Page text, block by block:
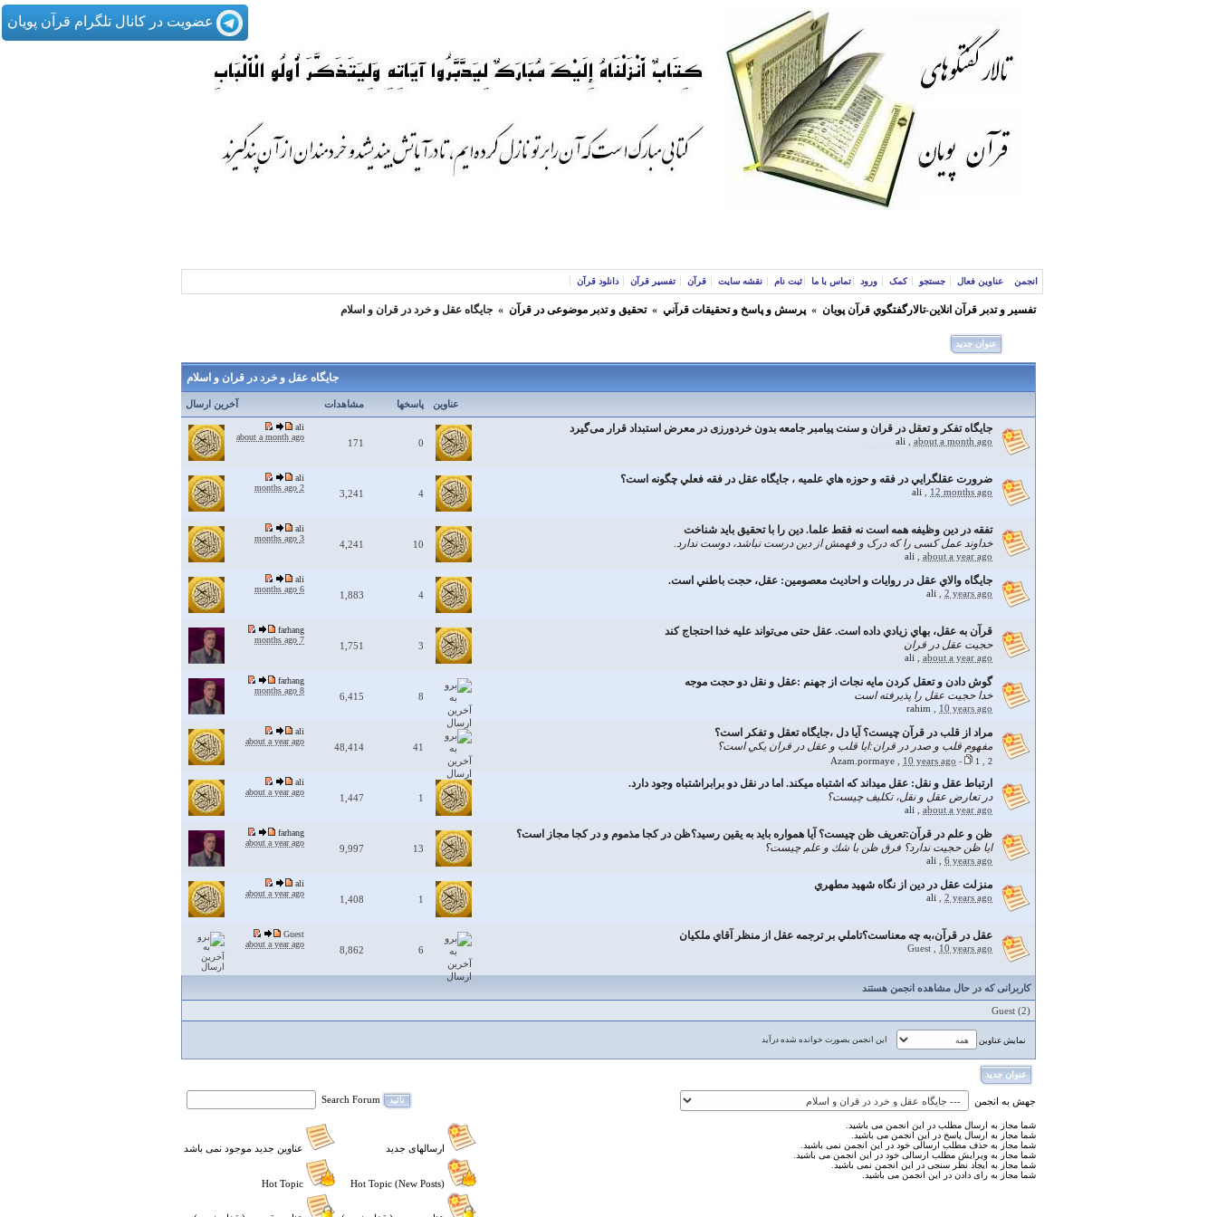
عضویت در کانال تلگرام قرآن پویان
انجمن عناوین فعال جستجو کمک ورود تماس با ما ثبت نام نقشه سایت قرآن تفسیر قرآن دانلود قرآن
تفسير و‌ تدبر قرآن انلاين-تالارگفتگوي قرآن پویان » پرسش و پاسخ و تحقيقات قرآني » تحقیق و تدبر موضوعی در قرآن » جايگاه عقل و خرد در قران و اسلام
عنوان جدید
جايگاه عقل و خرد در قران و اسلام
عناوین پاسخها مشاهدات آخرین ارسال
جایگاه تفکر و تعقل در قران و سنت پیامبر جامعه بدون خردورزی در معرض استبداد قرار می‌گیرد
ali about a month ago
0
171
ali
about a month ago
ضرورت عقلگرايي در فقه و حوزه هاي علميه ، جايگاه عقل در فقه فعلي چگونه است؟
ali 12 months ago
4
3,241
ali
2 months ago
تفقه در دين وظيفه همه است نه فقط علما. دين را با تحقيق بايد شناخت
خداوند عمل کسی را که درک و فهمش از دین درست نباشد، دوست ندارد.
ali about a year ago
10
4,241
ali
3 months ago
جايگاه والاي عقل در روايات و احاديث معصومين: عقل، حجت باطني است.
ali 2 years ago
4
1,883
ali
6 months ago
قرآن به عقل، بهاي زيادي داده است. عقل حتی می‌تواند علیه خدا احتجاج کند
حجيت عقل در قران
ali about a year ago
3
1,751
farhang
7 months ago
گوش دادن و تعقل کردن مایه نجات از جهنم :عقل و نقل دو حجت موجه
خدا حجيت عقل را پذيرفته است
rahim 10 years ago
8
6,415
farhang
8 months ago
مراد از قلب در قرآن چیست؟ آيا دل ،جايگاه تعقل و تفكر است؟
مفهوم قلب و صدر در قران:ايا قلب و عقل در قران يكي است؟
Azam.pormaye 10 years ago - 1 2
41
48,414
ali
about a year ago
ارتباط عقل و نقل: عقل ميداند كه اشتباه ميكند. اما در نقل دو برابراشتباه وجود دارد.
در تعارض عقل و نقل، تكليف چيست؟
ali about a year ago
1
1,447
ali
about a year ago
ظن و علم در قرآن:تعریف ظن چیست؟ آیا همواره باید به یقین رسید؟ظن در کجا مذموم و در کجا مجاز است؟
ايا ظن حجيت ندارد؟ فرق ظن با شك و علم چيست؟
ali 6 years ago
13
9,997
farhang
about a year ago
منزلت عقل در دين از نگاه شهيد مطهري
ali 2 years ago
1
1,408
ali
about a year ago
عقل در قرآن،به چه معناست؟تاملي بر ترجمه عقل از منظر آقاي ملكيان
Guest 10 years ago
6
8,862
Guest
about a year ago
کاربرانی که در حال مشاهده انجمن هستند
Guest (2)
نمایش عناوین این انجمن بصورت خوانده شده درآید
عنوان جدید
Search Forum تائید جهش به انجمن
ارسالهای جدید عناوین جدید موجود نمی باشد
شما مجاز به ارسال مطلب در این انجمن می باشید.
شما مجاز به ارسال پاسخ در این انجمن می باشید.
شما مجاز به حذف مطلب ارسالی خود در این انجمن نمی باشید.
شما مجاز به ویرایش مطلب ارسالی خود در این انجمن می باشید.
شما مجاز به ایجاد نظر سنجی در این انجمن نمی باشید.
شما مجاز به رای دادن در این انجمن می باشید.